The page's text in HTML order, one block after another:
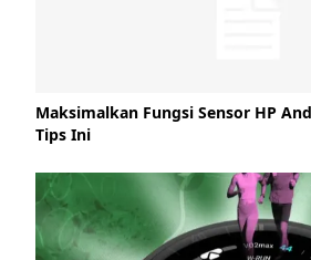
Maksimalkan Fungsi Sensor HP
Tips Ini